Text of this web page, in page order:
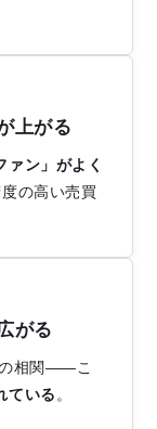
上がる
ァン」がよく
の高い売買
がる
の相関——こ
ている 。